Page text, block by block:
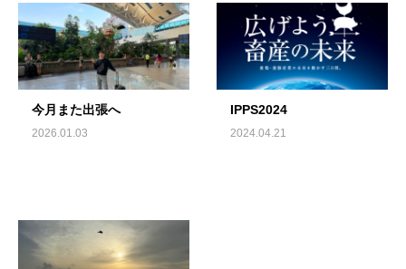
今月また出張へ
2026.01.03
IPPS2024
2024.04.21